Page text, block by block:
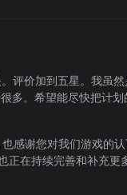
评价加到五星。我虽
多。希望能尽快把计划
感谢您对我们游戏的
正在持续完善和补充更